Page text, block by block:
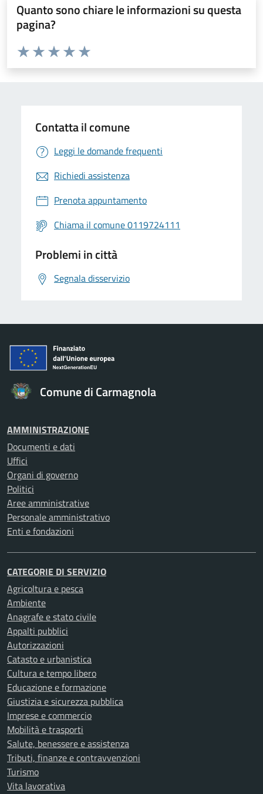
Quanto sono chiare le informazioni su questa
pagina?
Valuta da 1 a 5 stelle la pagina
Valuta 5 stelle su 5
Valuta 4 stelle su 5
Valuta 3 stelle su 5
Valuta 2 stelle su 5
Valuta 1 stelle su 5
Contatta il comune
Leggi le domande frequenti
Richiedi assistenza
Prenota appuntamento
Chiama il comune 0119724111
Problemi in città
Segnala disservizio
Comune di Carmagnola
AMMINISTRAZIONE
Documenti e dati
Uffici
Organi di governo
Politici
Aree amministrative
Personale amministrativo
Enti e fondazioni
CATEGORIE DI SERVIZIO
Agricoltura e pesca
Ambiente
Anagrafe e stato civile
Appalti pubblici
Autorizzazioni
Catasto e urbanistica
Cultura e tempo libero
Educazione e formazione
Giustizia e sicurezza pubblica
Imprese e commercio
Mobilità e trasporti
Salute, benessere e assistenza
Tributi, finanze e contravvenzioni
Turismo
Vita lavorativa